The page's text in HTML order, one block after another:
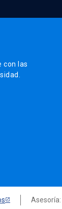
con las
Asesoría: